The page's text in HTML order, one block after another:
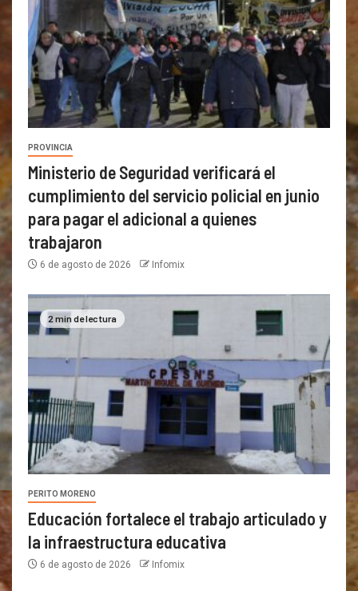
PROVINCIA
Ministerio de Seguridad verificará el
cumplimiento del servicio policial en junio
para pagar el adicional a quienes
trabajaron
6 de agosto de 2026 Infomix
2 min de lectura
PERITO MORENO
Educación fortalece el trabajo articulado y
la infraestructura educativa
6 de agosto de 2026 Infomix